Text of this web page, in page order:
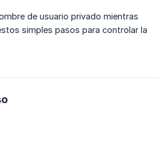
de usuario privado mientras
simples pasos para controlar la